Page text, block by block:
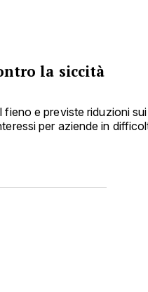
la siccità
fieno e previste riduzioni sui
per aziende in